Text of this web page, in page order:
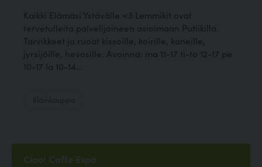
Kaikki Elämäsi Ystävälle <3 Lemmikit ovat
tervetulleita palvelijoineen asioimaan Putiikilla.
Tarvikkeet ja ruoat kissoille, koirille, kaneille,
jyrsijöille, hevosille. Avoinna: ma 11-17 ti-to 12-17 pe
10-17 la 10-14...
Ciao! Caffe Espa